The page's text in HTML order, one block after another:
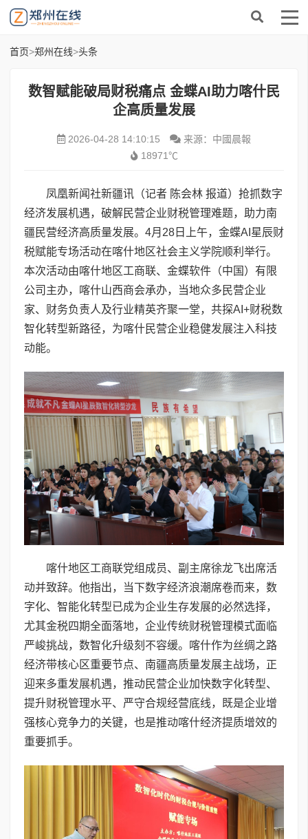
首页>郑州在线>头条
数智赋能破局财税痛点 金蝶AI助力喀什民
企高质量发展
2026-04-28 14:10:15
来源：中國晨報
18971℃
凤凰新闻社新疆讯（记者 陈会林 报道）抢抓数字
经济发展机遇，破解民营企业财税管理难题，助力南
疆民营经济高质量发展。4月28日上午，金蝶AI星辰财
税赋能专场活动在喀什地区社会主义学院顺利举行。
本次活动由喀什地区工商联、金蝶软件（中国）有限
公司主办，喀什山西商会承办，当地众多民营企业
家、财务负责人及行业精英齐聚一堂，共探AI+财税数
智化转型新路径，为喀什民营企业稳健发展注入科技
动能。
喀什地区工商联党组成员、副主席徐龙飞出席活
动并致辞。他指出，当下数字经济浪潮席卷而来，数
字化、智能化转型已成为企业生存发展的必然选择，
尤其金税四期全面落地，企业传统财税管理模式面临
严峻挑战，数智化升级刻不容缓。喀什作为丝绸之路
经济带核心区重要节点、南疆高质量发展主战场，正
迎来多重发展机遇，推动民营企业加快数字化转型、
提升财税管理水平、严守合规经营底线，既是企业增
强核心竞争力的关键，也是推动喀什经济提质增效的
重要抓手。